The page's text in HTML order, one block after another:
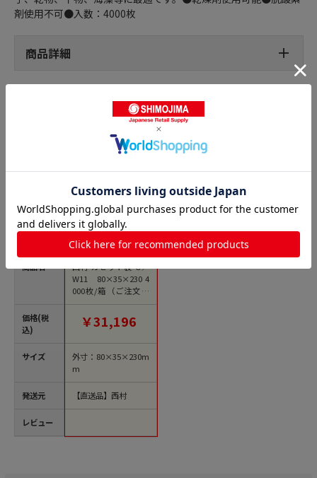
剤使用不可●入数：4000枚
商品詳細
ガゼット袋の人気商品との比較
商品名
価格(税
込)
サイズ
発送元
レビュー
西村 ガゼット袋 G／
W11 80×35×230 4
000枚/箱（ご注文単
位1箱）【直送品】
￥31,196
外寸：80×35×230m
m
【直送品】西村